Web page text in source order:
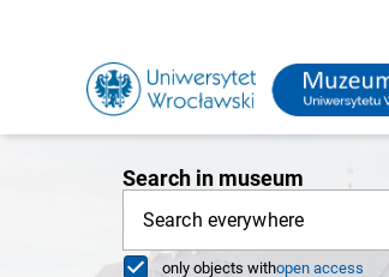
Search in museum
Search everywhere
only objects withopen access